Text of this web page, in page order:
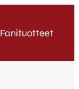
Fanituotteet